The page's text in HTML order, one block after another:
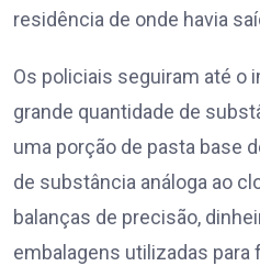
residência de onde havia
Os policiais seguiram até o
grande quantidade de
uma porção de pasta base
de substância análoga ao
balanças de precisão,
embalagens utilizadas para